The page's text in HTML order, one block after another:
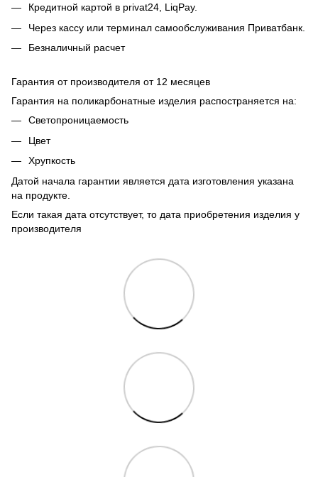
Кредитной картой в privat24, LiqPay.
Через кассу или терминал самообслуживания Приватбанк.
Безналичный расчет
Гарантия от производителя от 12 месяцев
Гарантия на поликарбонатные изделия распостраняется на:
Светопроницаемость
Цвет
Хрупкость
Датой начала гарантии является дата изготовления указана
на продукте.
Если такая дата отсутствует, то дата приобретения изделия у
производителя